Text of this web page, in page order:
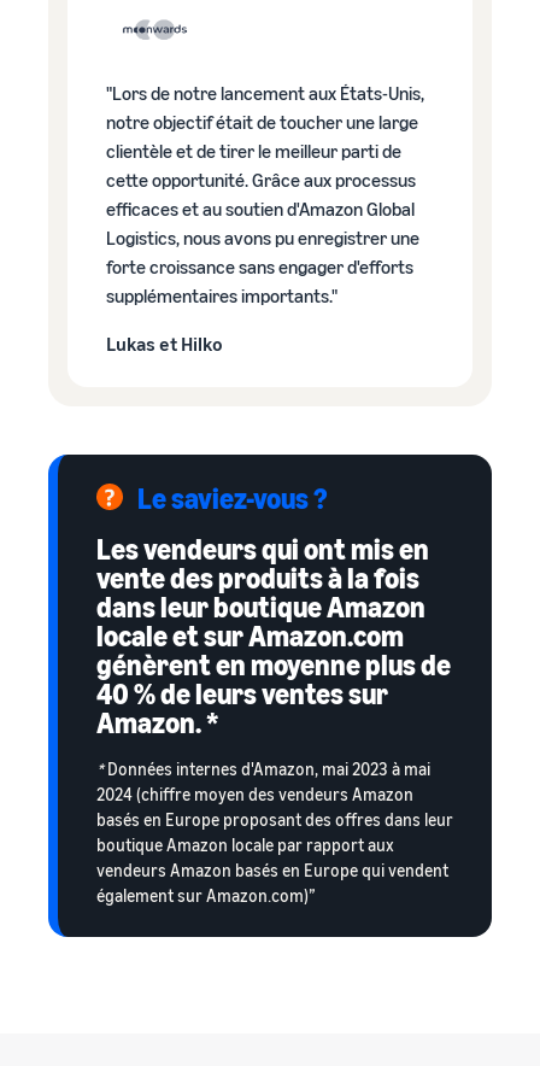
"Lors de notre lancement aux États-Unis,
notre objectif était de toucher une large
clientèle et de tirer le meilleur parti de
cette opportunité. Grâce aux processus
efficaces et au soutien d'Amazon Global
Logistics, nous avons pu enregistrer une
forte croissance sans engager d'efforts
supplémentaires importants."
Lukas et Hilko
Le saviez-vous ?
Les vendeurs qui ont mis en
vente des produits à la fois
dans leur boutique Amazon
locale et sur Amazon.com
génèrent en moyenne plus de
40 % de leurs ventes sur
Amazon. *
*Données internes d'Amazon, mai 2023 à mai
2024 (chiffre moyen des vendeurs Amazon
basés en Europe proposant des offres dans leur
boutique Amazon locale par rapport aux
vendeurs Amazon basés en Europe qui vendent
également sur Amazon.com)”